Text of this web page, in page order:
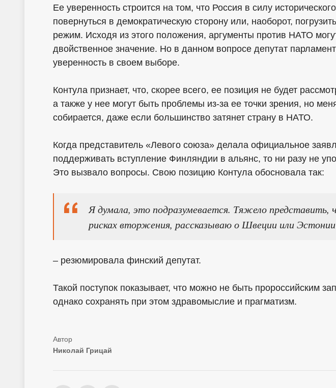
Ее уверенность строится на том, что Россия в силу
повернуться в демократическую сторону или, наоборот,
режим. Исходя из этого положения, аргументы против НАТО
двойственное значение. Но в данном вопросе депутат
уверенность в своем выборе.
Контула признает, что, скорее всего, ее позиция не будет
а также у нее могут быть проблемы из-за ее точки зрения, но
собирается, даже если большинство затянет страну в НАТО.
Когда представитель «Левого союза» делала официальное
поддерживать вступление Финляндии в альянс, то ни разу не
Это вызвало вопросы. Свою позицию Контула обосновала так:
Я думала, это подразумевается. Тяжело представить,
рисках вторжения, рассказываю о Швеции или Эстонии
– резюмировала финский депутат.
Такой поступок показывает, что можно не быть пророссийским
однако сохранять при этом здравомыслие и прагматизм.
Николай Грицай